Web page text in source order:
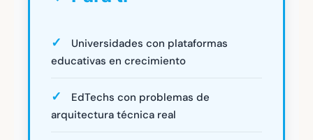
Universidades con plataformas
educativas en crecimiento
EdTechs con problemas de
arquitectura técnica real